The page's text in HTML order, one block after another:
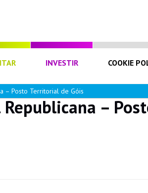
INVESTIR COOKIE
– Posto Territorial de Góis
–